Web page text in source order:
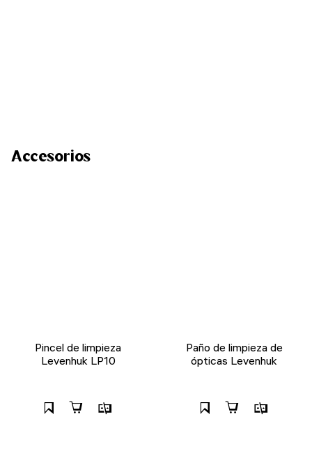
Accesorios
Pincel de limpieza
Levenhuk LP10
Paño de limpieza de
ópticas Levenhuk